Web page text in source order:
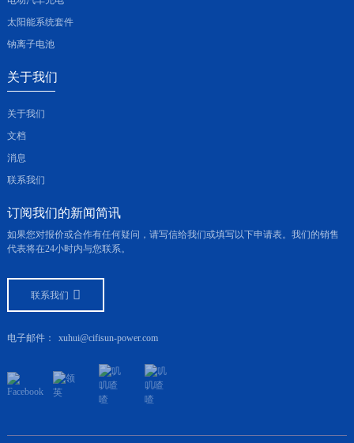
太阳能系统套件
钠离子电池
关于我们
关于我们
文档
消息
联系我们
订阅我们的新闻简讯
如果您对报价或合作有任何疑问，请写信给我们或填写以下申请表。我们的销售
代表将在24小时内与您联系。
联系我们
电子邮件： xuhui@cifisun-power.com